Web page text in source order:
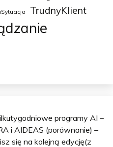
TrudnyKlient
programy AI –
i AIDEAS (porównanie) –
się na kolejną edycję(z